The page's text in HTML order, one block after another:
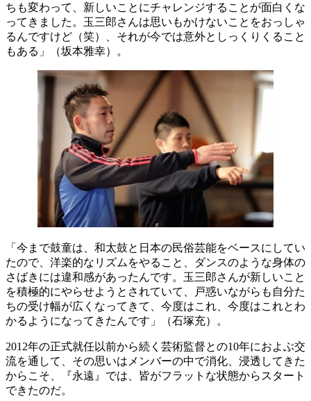
ちも変わって、新しいことにチャレンジすることが面白くな
ってきました。玉三郎さんは思いもかけないことをおっしゃ
るんですけど（笑）、それが今では意外としっくりくること
もある」（坂本雅幸）。
「今まで鼓童は、和太鼓と日本の民俗芸能をベースにしてい
たので、洋楽的なリズムをやること、ダンスのような身体の
さばきには違和感があったんです。玉三郎さんが新しいこと
を積極的にやらせようとされていて、戸惑いながらも自分た
ちの受け幅が広くなってきて、今度はこれ、今度はこれとわ
かるようになってきたんです」（石塚充）。
2012年の正式就任以前から続く芸術監督との10年におよぶ交
流を通して、その思いはメンバーの中で消化、浸透してきた
からこそ、『永遠』では、皆がフラットな状態からスタート
できたのだ。